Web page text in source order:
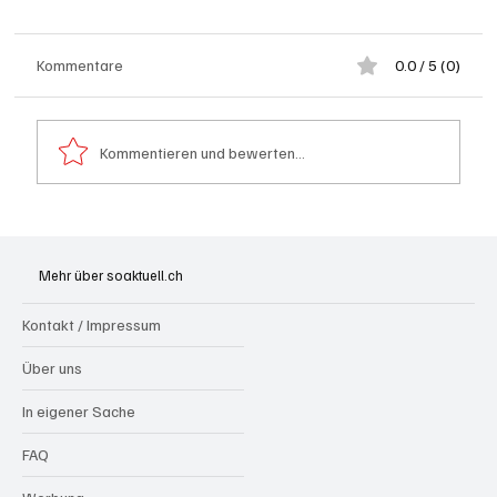
Kommentare 0.0 / 5 (0)
Kommentieren und bewerten...
Mehr über soaktuell.ch
Kontakt / Impressum
Über uns
In eigener Sache
FAQ